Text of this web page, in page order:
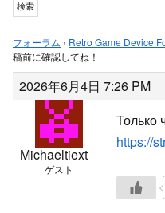
フォーラム › Retro Game Device
稿前に確認してね！
2026年6月4日 7:26 PM
Michaeltiext
ゲスト
Только
https://